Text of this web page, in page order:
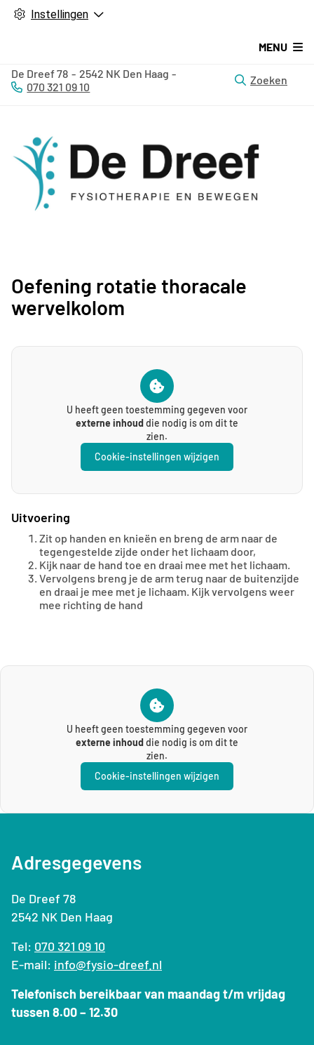
Instellingen
MENU
De Dreef78 2542 NK Den Haag
Tel:
070 321 09 10
Zoeken
Oefening rotatie thoracale
wervelkolom
U heeft geen toestemming gegeven voor
externe inhouddie nodig is om dit te
zien.
Cookie-instellingen wijzigen
Uitvoering
Zit op handen en knieën en breng de arm naar de
tegengestelde zijde onder het lichaam door,
Kijk naar de hand toe en draai mee met het lichaam.
Vervolgens breng je de arm terug naar de buitenzijde
en draai je mee met je lichaam. Kijk vervolgens weer
mee richting de hand
U heeft geen toestemming gegeven voor
externe inhouddie nodig is om dit te
zien.
Cookie-instellingen wijzigen
Adresgegevens
De Dreef 78
2542 NK Den Haag
Tel: 070 321 09 10
E-mail: info@fysio-dreef.nl
Telefonisch bereikbaar van maandag t/m vrijdag
tussen 8.00 – 12.30